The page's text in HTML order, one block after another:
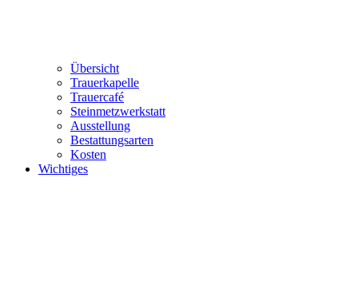
Übersicht
Trauerkapelle
Trauercafé
Steinmetzwerkstatt
Ausstellung
Bestattungsarten
Kosten
Wichtiges